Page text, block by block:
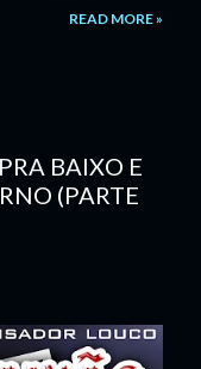
que mudou o
If you cannot
not support the
para teu
for usando os links
via QR Code, na
READ MORE »
BAIXO E
(PARTE